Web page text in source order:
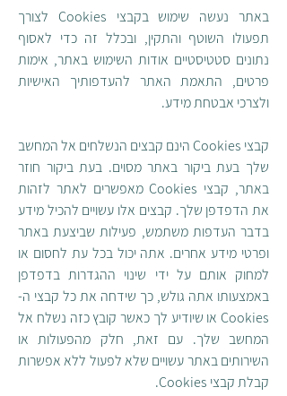
באתר נעשה שימוש בקבצי Cookies לצורך
תפעולו השוטף והתקין, ובכלל זה כדי לאסוף
נתונים סטטיסטיים אודות השימוש באתר, אימות
פרטים, התאמת האתר להעדפותיך האישיות
ולצרכי אבטחת מידע.
קבצי Cookies הינם קבצים הנשלחים אל המחשב
שלך בעת ביקור באתר מסוים. בעת ביקור חוזר
באתר, קבצי Cookies מאפשרים לאתר לזהות
את הדפדפן שלך. קבצים אלו עשויים להכיל מידע
בדבר העדפות משתמש, פעילות שביצעת באתר
ופרטי מידע אחרים. אתה יכול בכל עת לחסום או
למחוק אותם על ידי שינוי ההגדרות בדפדפן
באמצעותו אתה גולש, כך שידחה את כל קבצי ה-
Cookies או שיודיע לך כאשר קובץ כזה נשלח אל
המחשב שלך. עם זאת, חלק מהפעולות או
השירותים באתר עשויים שלא לפעול ללא אפשרות
קבלת קבצי Cookies.